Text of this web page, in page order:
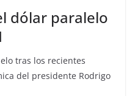
dólar paralelo
tras los recientes
del presidente Rodrigo